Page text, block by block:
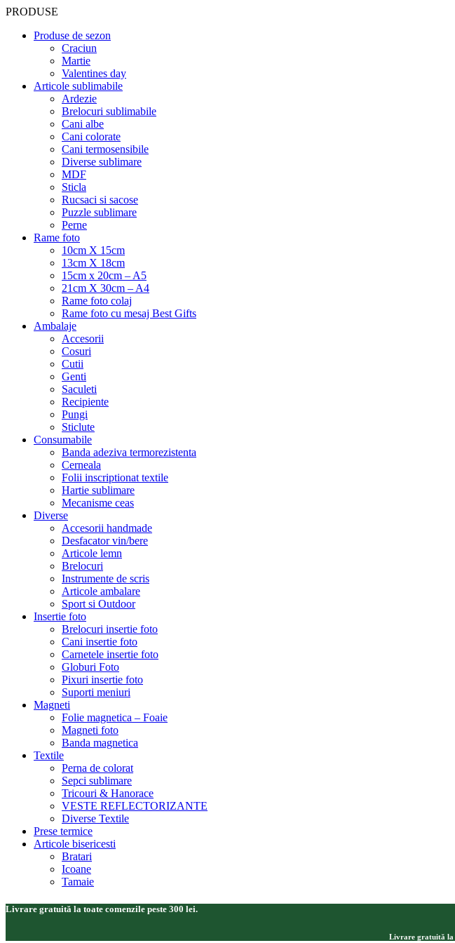
PRODUSE
Produse de sezon
Craciun
Martie
Valentines day
Articole sublimabile
Ardezie
Brelocuri sublimabile
Cani albe
Cani colorate
Cani termosensibile
Diverse sublimare
MDF
Sticla
Rucsaci si sacose
Puzzle sublimare
Perne
Rame foto
10cm X 15cm
13cm X 18cm
15cm x 20cm – A5
21cm X 30cm – A4
Rame foto colaj
Rame foto cu mesaj Best Gifts
Ambalaje
Accesorii
Cosuri
Cutii
Genti
Saculeti
Recipiente
Pungi
Sticlute
Consumabile
Banda adeziva termorezistenta
Cerneala
Folii inscriptionat textile
Hartie sublimare
Mecanisme ceas
Diverse
Accesorii handmade
Desfacator vin/bere
Articole lemn
Brelocuri
Instrumente de scris
Articole ambalare
Sport si Outdoor
Insertie foto
Brelocuri insertie foto
Cani insertie foto
Carnetele insertie foto
Globuri Foto
Pixuri insertie foto
Suporti meniuri
Magneti
Folie magnetica – Foaie
Magneti foto
Banda magnetica
Textile
Perna de colorat
Sepci sublimare
Tricouri & Hanorace
VESTE REFLECTORIZANTE
Diverse Textile
Prese termice
Articole bisericesti
Bratari
Icoane
Tamaie
Livrare gratuită la toate comenzile peste 300 lei.
Livrare gratuită la